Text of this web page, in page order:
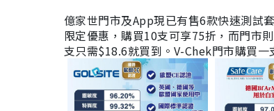
億家世門市及App現已有售6款快速測試
限定優惠，購買10支可享75折，而門市
支只需$18.6就買到。V-Chek門市購買